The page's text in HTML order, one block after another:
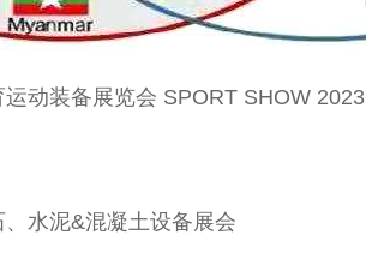
动装备展览会 SPORT SHOW 2023
水泥&混凝土设备展会